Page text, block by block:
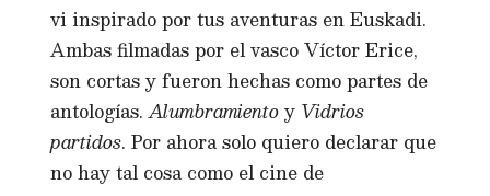
vi inspirado por tus aventuras en Euskadi.
Ambas filmadas por el vasco Víctor Erice,
son cortas y fueron hechas como partes de
antologías.Alumbramiento y Vidrios
partidos. Por ahora solo quiero declarar que
no hay tal cosa como el cine de